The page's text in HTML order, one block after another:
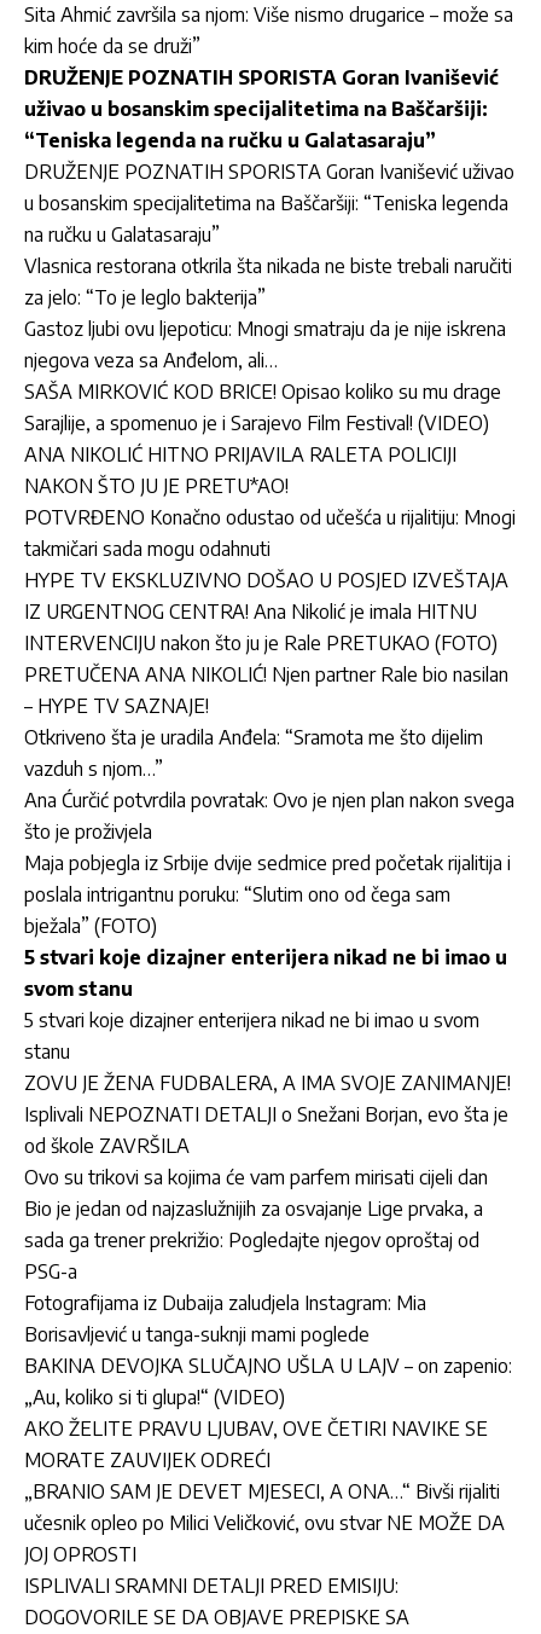
Sita Ahmić završila sa njom: Više nismo drugarice – može sa
kim hoće da se druži”
DRUŽENJE POZNATIH SPORISTA Goran Ivanišević
uživao u bosanskim specijalitetima na Baščaršiji:
“Teniska legenda na ručku u Galatasaraju”
DRUŽENJE POZNATIH SPORISTA Goran Ivanišević uživao
u bosanskim specijalitetima na Baščaršiji: “Teniska legenda
na ručku u Galatasaraju”
Vlasnica restorana otkrila šta nikada ne biste trebali naručiti
za jelo: “To je leglo bakterija”
Gastoz ljubi ovu ljepoticu: Mnogi smatraju da je nije iskrena
njegova veza sa Anđelom, ali…
SAŠA MIRKOVIĆ KOD BRICE! Opisao koliko su mu drage
Sarajlije, a spomenuo je i Sarajevo Film Festival! (VIDEO)
ANA NIKOLIĆ HITNO PRIJAVILA RALETA POLICIJI
NAKON ŠTO JU JE PRETU*AO!
POTVRĐENO Konačno odustao od učešća u rijalitiju: Mnogi
takmičari sada mogu odahnuti
HYPE TV EKSKLUZIVNO DOŠAO U POSJED IZVEŠTAJA
IZ URGENTNOG CENTRA! Ana Nikolić je imala HITNU
INTERVENCIJU nakon što ju je Rale PRETUKAO (FOTO)
PRETUČENA ANA NIKOLIĆ! Njen partner Rale bio nasilan
– HYPE TV SAZNAJE!
Otkriveno šta je uradila Anđela: “Sramota me što dijelim
vazduh s njom…”
Ana Ćurčić potvrdila povratak: Ovo je njen plan nakon svega
što je proživjela
Maja pobjegla iz Srbije dvije sedmice pred početak rijalitija i
poslala intrigantnu poruku: “Slutim ono od čega sam
bježala” (FOTO)
5 stvari koje dizajner enterijera nikad ne bi imao u
svom stanu
5 stvari koje dizajner enterijera nikad ne bi imao u svom
stanu
ZOVU JE ŽENA FUDBALERA, A IMA SVOJE ZANIMANJE!
Isplivali NEPOZNATI DETALJI o Snežani Borjan, evo šta je
od škole ZAVRŠILA
Ovo su trikovi sa kojima će vam parfem mirisati cijeli dan
Bio je jedan od najzaslužnijih za osvajanje Lige prvaka, a
sada ga trener prekrižio: Pogledajte njegov oproštaj od
PSG-a
Fotografijama iz Dubaija zaludjela Instagram: Mia
Borisavljević u tanga-suknji mami poglede
BAKINA DEVOJKA SLUČAJNO UŠLA U LAJV – on zapenio:
„Au, koliko si ti glupa!“ (VIDEO)
AKO ŽELITE PRAVU LJUBAV, OVE ČETIRI NAVIKE SE
MORATE ZAUVIJEK ODREĆI
„BRANIO SAM JE DEVET MJESECI, A ONA…“ Bivši rijaliti
učesnik opleo po Milici Veličković, ovu stvar NE MOŽE DA
JOJ OPROSTI
ISPLIVALI SRAMNI DETALJI PRED EMISIJU:
DOGOVORILE SE DA OBJAVE PREPISKE SA